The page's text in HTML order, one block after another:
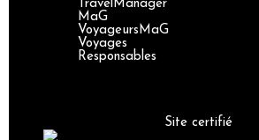
TravelManager
MaG
VoyageursMaG
Voyages
Responsables
Site certifié